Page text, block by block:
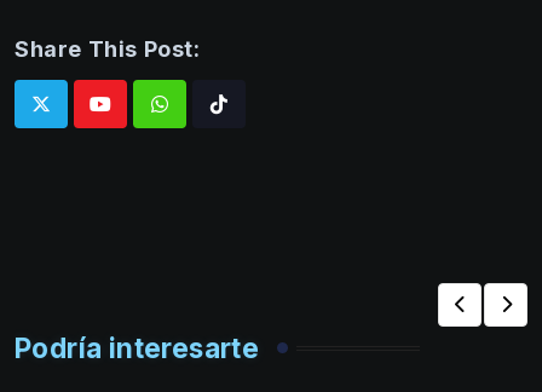
Share This Post:
WhatsappTiktok
Podría interesarte